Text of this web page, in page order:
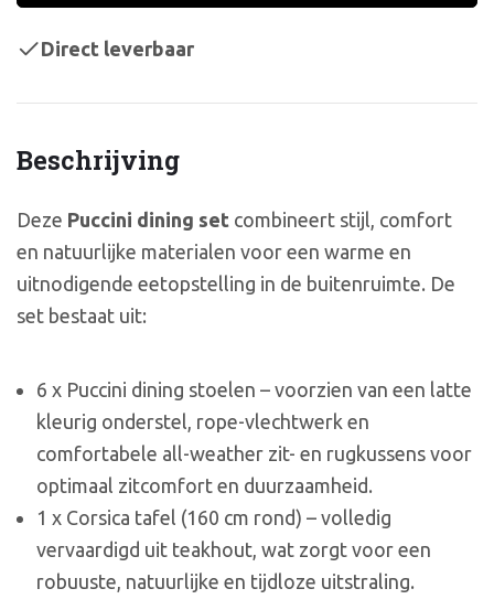
Beschrijving
Deze Puccini dining set combineert stijl, comfort
en natuurlijke materialen voor een warme en
uitnodigende eetopstelling in de buitenruimte. De
set bestaat uit:
6 x Puccini dining stoelen – voorzien van een latte
kleurig onderstel, rope-vlechtwerk en
comfortabele all-weather zit- en rugkussens voor
optimaal zitcomfort en duurzaamheid.
1 x Corsica tafel (160 cm rond) – volledig
vervaardigd uit teakhout, wat zorgt voor een
robuuste, natuurlijke en tijdloze uitstraling.
Direct leverbaar